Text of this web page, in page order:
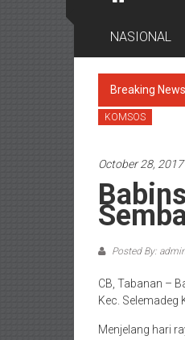
NASIONAL
Breaking
KOMSOS
October 28, 2017
Posted By:
CB, Tabanan –
Kec. Selemadeg
Menjelang hari